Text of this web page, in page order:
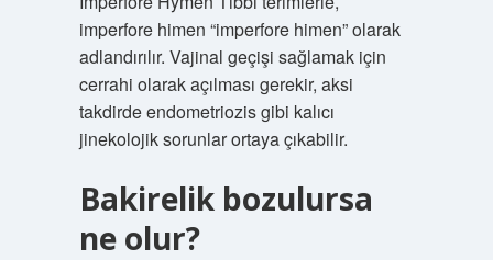
imperfore himen “imperfore himen” olarak
adlandırılır. Vajinal geçişi sağlamak için
cerrahi olarak açılması gerekir, aksi
takdirde endometriozis gibi kalıcı
jinekolojik sorunlar ortaya çıkabilir.
Bakirelik bozulursa
ne olur?